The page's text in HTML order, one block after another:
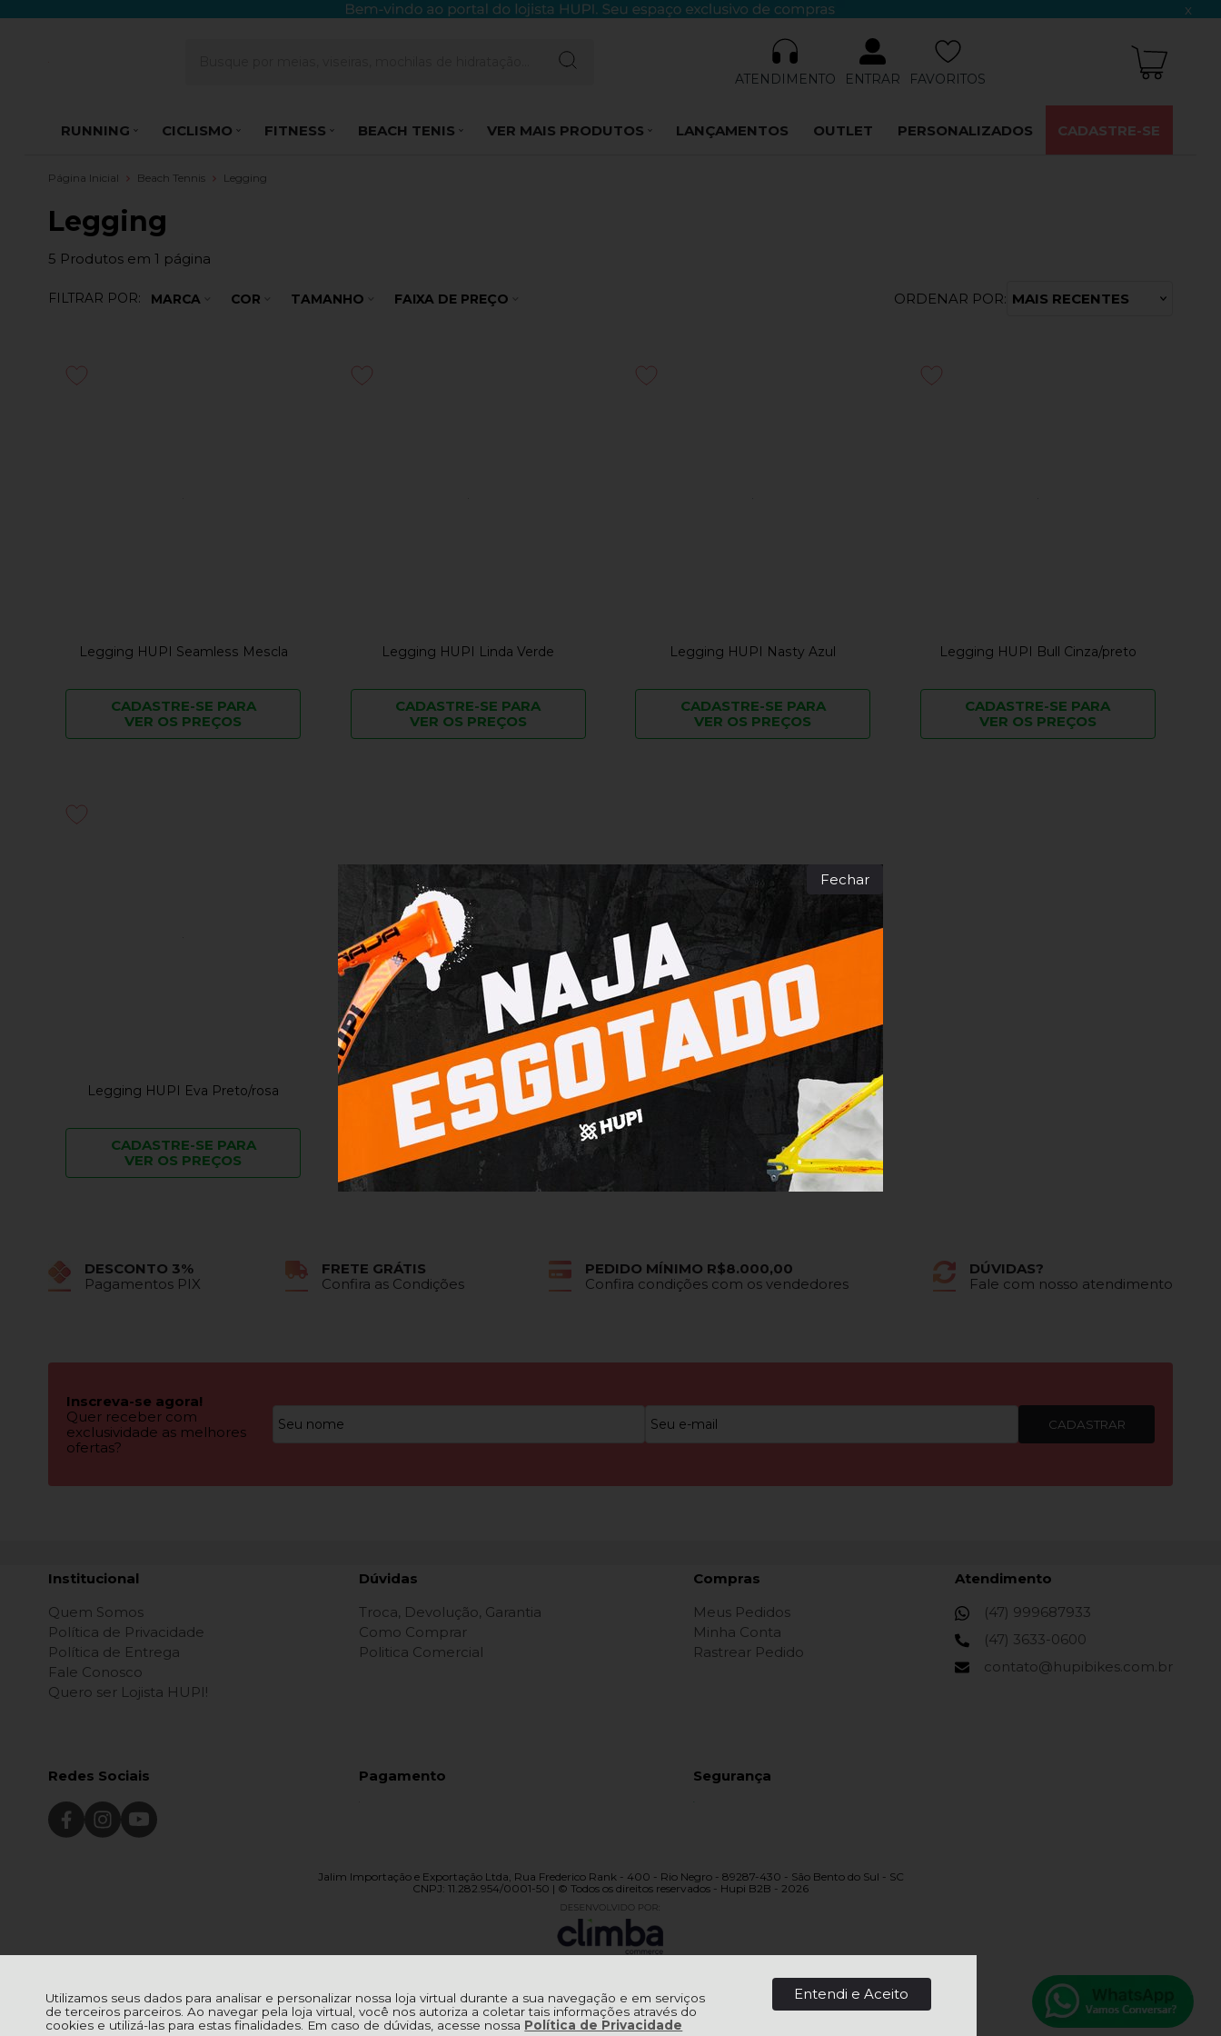
Utilizamos seus dados para analisar e personalizar nossa loja virtual durante a sua navegação e em serviços
de terceiros parceiros. Ao navegar pela loja virtual, você nos autoriza a coletar tais informações através do
cookies e utilizá-las para estas finalidades. Em caso de dúvidas, acesse nossa Política de Privacidade
Entendi e Aceito
x
ATENDIMENTO ENTRAR FAVORITOS
RUNNING CICLISMO FITNESS BEACH TENIS VER MAIS PRODUTOS LANÇAMENTOS OUTLET PERSONALIZADOS CADASTRE-SE
Página Inicial Beach Tennis Legging
Legging
5 Produtos em 1 página
FILTRAR POR: MARCA COR TAMANHO FAIXA DE PREÇO ORDENAR POR: MAIS RECENTES
Legging HUPI Seamless Mescla
CADASTRE-SE PARA
VER OS PREÇOS
Legging HUPI Linda Verde
CADASTRE-SE PARA
VER OS PREÇOS
Legging HUPI Nasty Azul
CADASTRE-SE PARA
VER OS PREÇOS
Legging HUPI Bull Cinza/preto
CADASTRE-SE PARA
VER OS PREÇOS
Legging HUPI Eva Preto/rosa
CADASTRE-SE PARA
VER OS PREÇOS
DESCONTO 3%
Pagamentos PIX
FRETE GRÁTIS
Confira as Condições
PEDIDO MÍNIMO R$8.000,00
Confira condições com os vendedores
DÚVIDAS?
Fale com nosso atendimento
Inscreva-se agora!
Quer receber com
exclusividade as melhores
ofertas?
CADASTRAR
Institucional
Quem Somos
Política de Privacidade
Política de Entrega
Fale Conosco
Quero ser Lojista HUPI!
Dúvidas
Troca, Devolução, Garantia
Como Comprar
Politica Comercial
Compras
Meus Pedidos
Minha Conta
Rastrear Pedido
Atendimento
(47) 999687933
(47) 3633-0600
contato@hupibikes.com.br
Redes Sociais Pagamento Segurança
Jalim Importação e Exportação Ltda, Rua Frederico Rank - 400 - Rio Negro - 89287-430 - São Bento do Sul - SC
CNPJ: 11.282.954/0001-50 | © Todos os direitos reservados - Hupi B2B - 2026
Fechar